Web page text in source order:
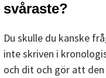
svåraste?
Du skulle du kanske
inte skriven i
och dit och gör att